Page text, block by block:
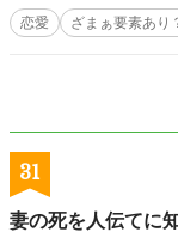
恋愛 ざまぁ要素あり
31
妻の死を人伝てに